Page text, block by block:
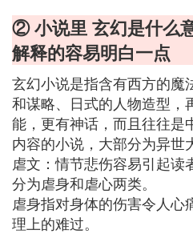
② 小说里 玄幻是什么
解释的容易明白一点
玄幻小说是指含有西方的魔
和谋略、日式的人物造型，
能，更有神话，而且往往是
内容的小说，大部分为异世
虐文：情节悲伤容易引起读
分为虐身和虐心两类。
虐身指对身体的伤害令人
理上的难过。